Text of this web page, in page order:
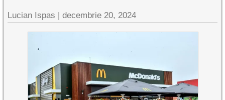
Lucian Ispas |decembrie 20, 2024